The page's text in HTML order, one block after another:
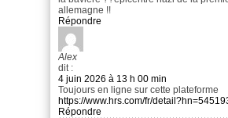
allemagne !!
Répondre
Alex
dit :
4 juin 2026 à 13 h 00 min
Toujours en ligne sur cette plateforme
https://www.hrs.com/fr/
Répondre